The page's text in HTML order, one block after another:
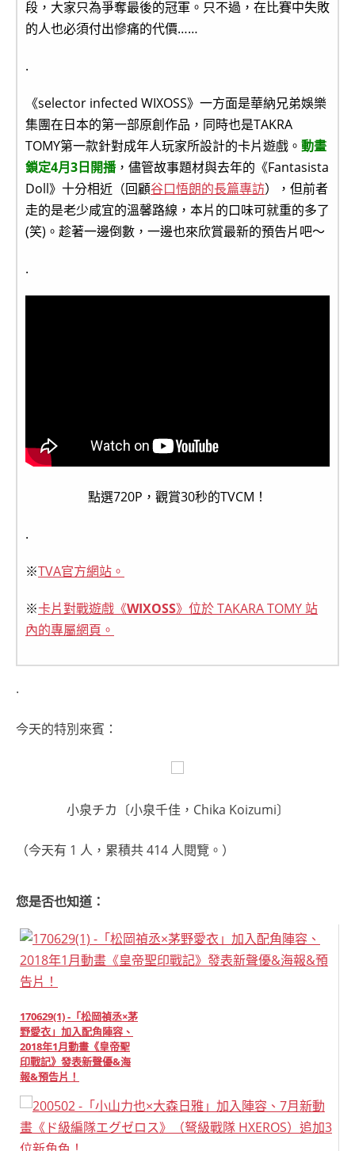
段，大家只為爭奪最後的冠軍。只不過，在比賽中失敗
的人也必須付出慘痛的代價……
.
《selector infected WIXOSS》一方面是華納兄弟娛樂
集團在日本的第一部原創作品，同時也是TAKRA
TOMY第一款針對成年人玩家所設計的卡片遊戲。 動畫
鎖定4月3日開播 ，儘管故事題材與去年的《Fantasista
Doll》十分相近（回顧谷口悟朗的長篇專訪），但前者
走的是老少咸宜的溫馨路線，本片的口味可就重的多了
(笑)。趁著一邊倒數，一邊也來欣賞最新的預告片吧～
.
點選720P，觀賞30秒的TVCM！
.
※TVA官方網站。
※卡片對戰遊戲《WIXOSS》位於 TAKARA TOMY 站
內的專屬網頁。
.
今天的特別來賓：
小泉チカ〔小泉千佳，Chika Koizumi〕
（今天有 1 人，累積共 414 人閱覽。）
您是否也知道：
170629(1) -「松岡禎丞×茅
野愛衣」加入配角陣容、
2018年1月動畫《皇帝聖
印戰記》發表新聲優&海
報&預告片！